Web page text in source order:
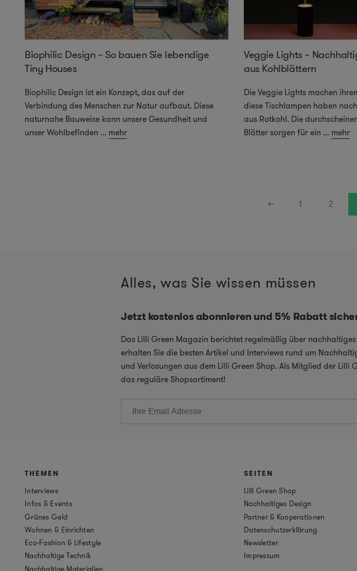
Biophilic Design – So bauen Sie lebendige
Tiny Houses
Biophilic Design ist ein Konzept, das auf der
Verbindung des Menschen zur Natur aufbaut. Diese
naturnahe Bauweise kann unsere Gesundheit und
unser Wohlbefinden ... mehr
Veggie Lights –
aus Kohlblättern
Die Veggie Lights machen
diese Tischlampen haben
aus Rotkohl. Die
Blätter sorgen für ein ... mehr
← 1 2
Alles, was Sie wissen müssen
Jetzt kostenlos abonnieren und 5% Rabatt
Das Lilli Green Magazin berichtet regelmäßig über
erhalten Sie die besten Artikel und Interviews rund um
und Verlosungen aus dem Lilli Green Shop. Als Mitglied der
das reguläre Shopsortiment!
THEMEN
Interviews
Infos & Events
Grünes Geld
Wohnen & Einrichten
Eco-Fashion & Lifestyle
Nachhaltige Technik
Nachhaltige Materialien
SEITEN
Lilli Green Shop
Nachhaltiges Design
Partner & Kooperationen
Datenschutzerklärung
Newsletter
Impressum